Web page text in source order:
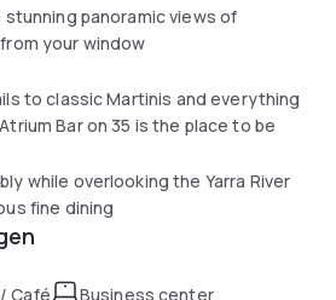
panoramic views of
your window
to classic Martinis and everything
Bar on 35 is the place to be
while overlooking the Yarra River
fine dining
Café Business center